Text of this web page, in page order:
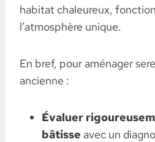
habitat chaleureux,
l’atmosphère unique.
En bref, pour aménager
ancienne :
Évaluer
bâtisse avec un